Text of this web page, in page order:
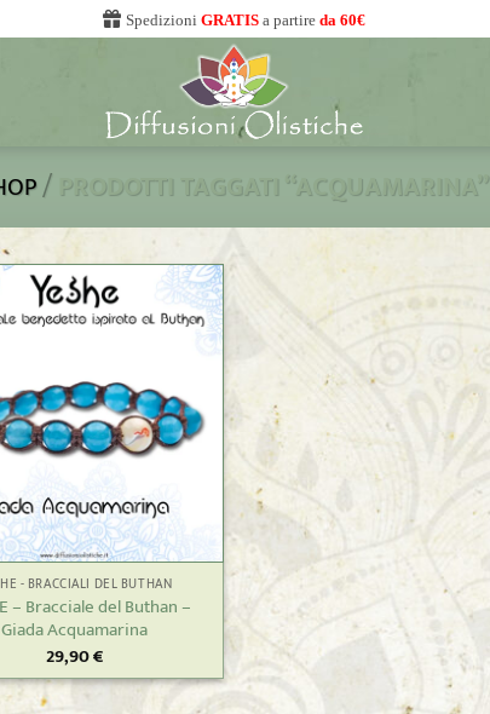
Spedizioni GRATIS a partire da 60€
/PRODOTTI TAGGATI “ACQUAMARINA”
- BRACCIALI DEL BUTHAN
– Bracciale del Buthan –
Giada Acquamarina
29,90€